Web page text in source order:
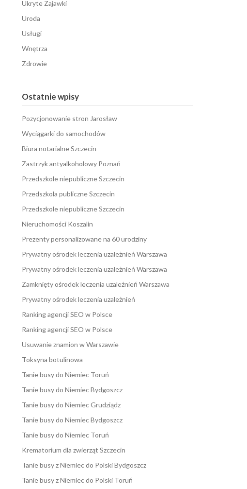
Ukryte Zajawki
Uroda
Usługi
Wnętrza
Zdrowie
Ostatnie wpisy
Pozycjonowanie stron Jarosław
Wyciągarki do samochodów
Biura notarialne Szczecin
Zastrzyk antyalkoholowy Poznań
Przedszkole niepubliczne Szczecin
Przedszkola publiczne Szczecin
Przedszkole niepubliczne Szczecin
Nieruchomości Koszalin
Prezenty personalizowane na 60 urodziny
Prywatny ośrodek leczenia uzależnień Warszawa
Prywatny ośrodek leczenia uzależnień Warszawa
Zamknięty ośrodek leczenia uzależnień Warszawa
Prywatny ośrodek leczenia uzależnień
Ranking agencji SEO w Polsce
Ranking agencji SEO w Polsce
Usuwanie znamion w Warszawie
Toksyna botulinowa
Tanie busy do Niemiec Toruń
Tanie busy do Niemiec Bydgoszcz
Tanie busy do Niemiec Grudziądz
Tanie busy do Niemiec Bydgoszcz
Tanie busy do Niemiec Toruń
Krematorium dla zwierząt Szczecin
Tanie busy z Niemiec do Polski Bydgoszcz
Tanie busy z Niemiec do Polski Toruń